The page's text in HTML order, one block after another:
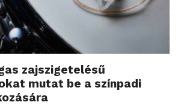
zajszigetelésű
mutat be a színpadi